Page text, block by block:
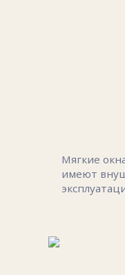
Мягкие
имеют